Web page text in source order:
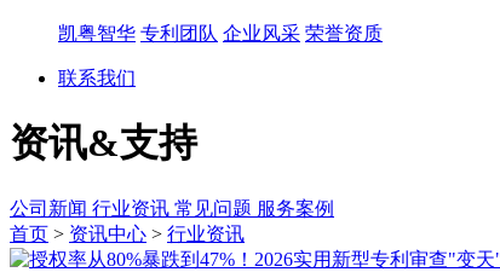
凯粤智华 专利团队 企业风采 荣誉资质
联系我们
资讯&支持
公司新闻 行业资讯 常见问题 服务案例
首页 > 资讯中心 > 行业资讯